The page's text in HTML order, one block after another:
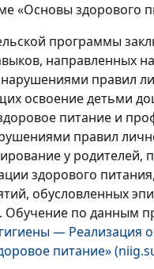
«Основы здорового
программы
направленных
правил
освоение детьми
питание и
правил
у родителей,
здорового
обусловленных
Обучение по данным
—
питание»